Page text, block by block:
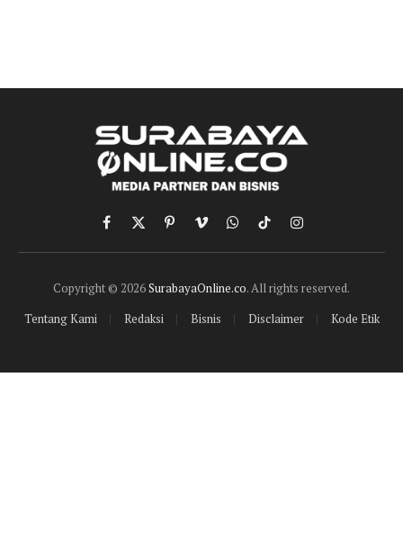
Facebook
X
(Twitter)
PinterestVimeoWhatsApp
TikTokInstagram
Copyright © 2026SurabayaOnline.co. All rights reserved.
Tentang Kami
Redaksi Bisnis Disclaimer Kode Etik